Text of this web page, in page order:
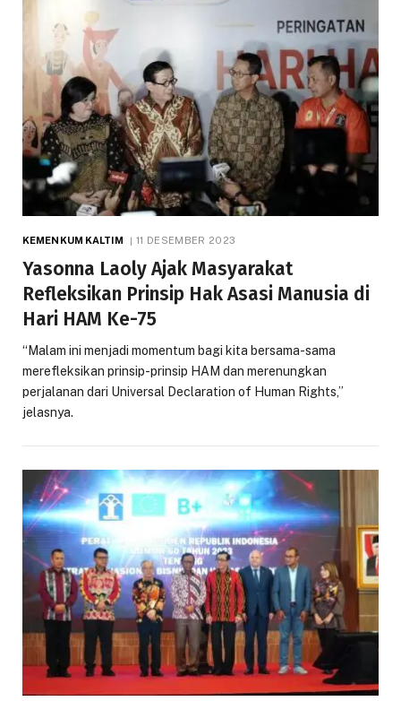
KEMENKUM KALTIM 11 DESEMBER 2023
Yasonna Laoly Ajak Masyarakat
Refleksikan Prinsip Hak Asasi Manusia di
Hari HAM Ke-75
“Malam ini menjadi momentum bagi kita bersama-sama
merefleksikan prinsip-prinsip HAM dan merenungkan
perjalanan dari Universal Declaration of Human Rights,”
jelasnya.